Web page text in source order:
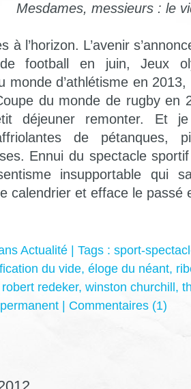
Mesdames, messieurs : le
à l’horizon. L’avenir
football en juin, Jeux
monde d’athlétisme en
du monde de rugby en
déjeuner remonter. Et
de pétanques,
Ennui du spectacle
insupportable qui
calendrier et efface le passé
Actualité | Tags : sport-
du vide, éloge du néant,
robert redeker, winston churchill ,
Commentaires (1)